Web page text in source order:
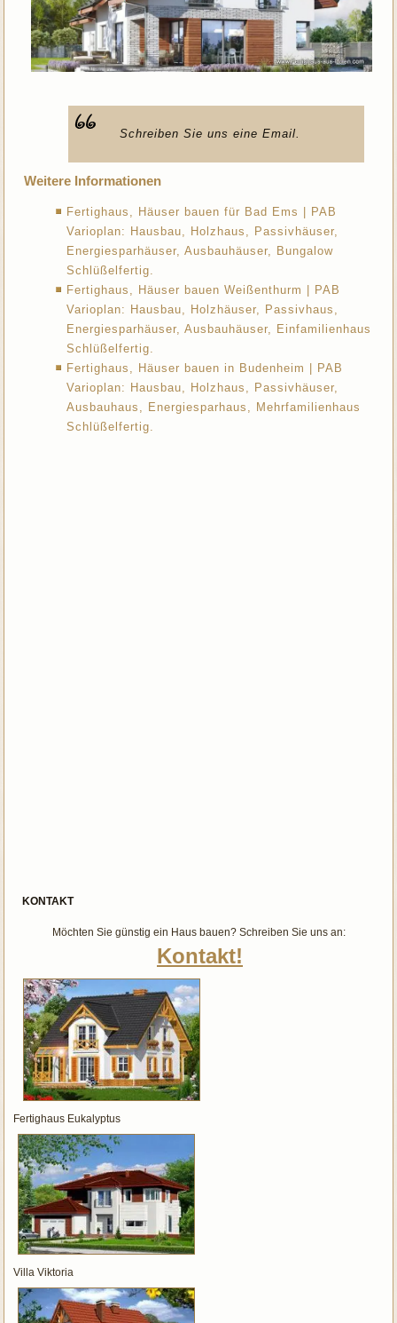
Schreiben Sie uns eine Email.
Weitere Informationen
Fertighaus, Häuser bauen für Bad Ems | PAB
Varioplan: Hausbau, Holzhaus, Passivhäuser,
Energiesparhäuser, Ausbauhäuser, Bungalow
Schlüßelfertig.
Fertighaus, Häuser bauen Weißenthurm | PAB
Varioplan: Hausbau, Holzhäuser, Passivhaus,
Energiesparhäuser, Ausbauhäuser, Einfamilienhaus
Schlüßelfertig.
Fertighaus, Häuser bauen in Budenheim | PAB
Varioplan: Hausbau, Holzhaus, Passivhäuser,
Ausbauhaus, Energiesparhaus, Mehrfamilienhaus
Schlüßelfertig.
KONTAKT
Möchten Sie günstig ein Haus bauen? Schreiben Sie uns an:
Kontakt!
Fertighaus Eukalyptus
Villa Viktoria